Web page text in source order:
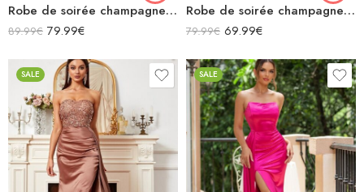
Robe de soirée champagne en satin fluide col bénitier bretelles longue fendue
89.99€ 79.99€
Robe de soirée champagne en satin longue fendue à bretelles
79.99€ 69.99€
SALE SALE